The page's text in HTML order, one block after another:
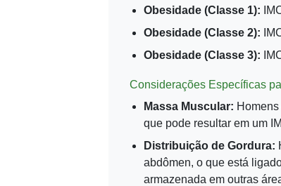
Obesidade (Classe 1):
Obesidade (Classe 2):
Obesidade (Classe 3):
Considerações Específicas
Massa Muscular:
que pode resultar em um
Distribuição de Gordura:
abdômen, o que está
armazenada em outras